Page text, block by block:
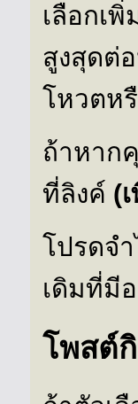
เลือกเ
สูงสุดต่
โหวตห
ถ้าหาก
ที่ลิงค์ (
โปรดจ
เดิมที่มี
โพสต์